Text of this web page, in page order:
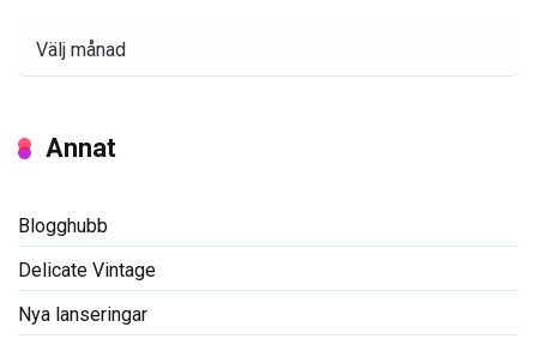
Annat
Blogghubb
Delicate Vintage
Nya lanseringar